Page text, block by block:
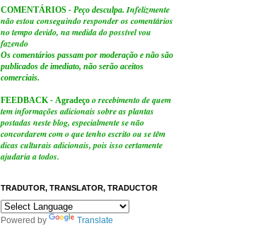
COMENTÁRIOS - Peço desculpa.Infelizmente
não estou conseguindo responder os comentários
no tempo devido, na medida do possível vou
fazendo
Os comentários passam por moderação e não são
publicados de imediato, não serão aceitos
comerciais.
FEEDBACK- Agradeço o recebimento de quem
tem informações adicionais sobre as plantas
postadas neste blog, especialmente se não
concordarem com o que tenho escrito ou se têm
dicas culturais adicionais, pois isso certamente
ajudaria a todos.
TRADUTOR, TRANSLATOR, TRADUCTOR
Powered by Translate